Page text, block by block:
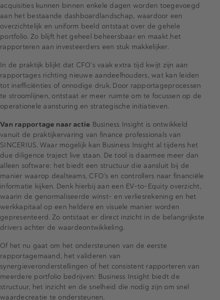
acquisities kunnen binnen enkele dagen worden toegevoegd
aan het bestaande dashboardlandschap, waardoor een
overzichtelijk en uniform beeld ontstaat over de gehele
portfolio. Zo blijft het geheel beheersbaar en maakt het
rapporteren aan investeerders een stuk makkelijker.
In de praktijk blijkt dat CFO’s vaak extra tijd kwijt zijn aan
rapportages richting nieuwe aandeelhouders, wat kan leiden
tot inefficiënties of onnodige druk. Door rapportageprocessen
te stroomlijnen, ontstaat er meer ruimte om te focussen op de
operationele aansturing en strategische initiatieven.
Van rapportage naar actie Business Insight is ontwikkeld
vanuit de praktijkervaring van finance professionals van
SINCERIUS. Waar mogelijk kan Business Insight al tijdens het
due diligence traject live staan. De tool is daarmee meer dan
alleen software: het biedt een structuur die aansluit bij de
manier waarop dealteams, CFO’s en controllers naar financiële
informatie kijken. Denk hierbij aan een EV-to-Equity overzicht,
waarin de genormaliseerde winst- en verliesrekening en het
werkkapitaal op een heldere en visuele manier worden
gepresenteerd. Zo ontstaat er direct inzicht in de belangrijkste
drivers achter de waardeontwikkeling.
Of het nu gaat om het ondersteunen van de eerste
rapportagemaand, het valideren van
synergieveronderstellingen of het consistent rapporteren van
meerdere portfolio bedrijven: Business Insight biedt de
structuur, het inzicht en de snelheid die nodig zijn om snel
waardecreatie te ondersteunen.